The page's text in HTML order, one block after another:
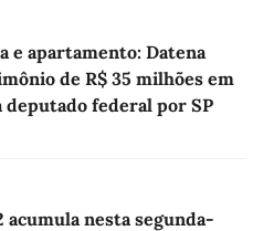
e apartamento: Datena
de R$ 35 milhões em
deputado federal por SP
acumula nesta segunda-